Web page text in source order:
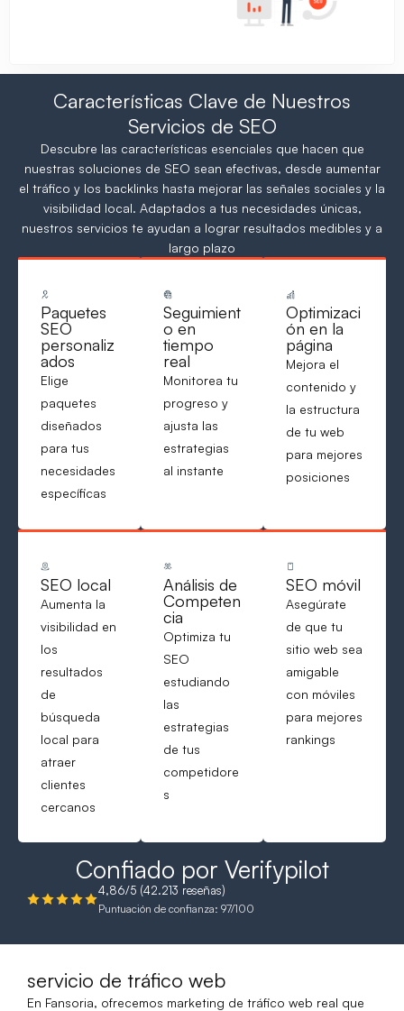
Características Clave de Nuestros
Servicios de SEO
Descubre las características esenciales que hacen que
nuestras soluciones de SEO sean efectivas, desde aumentar
el tráfico y los backlinks hasta mejorar las señales sociales y la
visibilidad local. Adaptados a tus necesidades únicas,
nuestros servicios te ayudan a lograr resultados medibles y a
largo plazo
Paquetes
SEO
personaliz
ados
Elige
paquetes
diseñados
para tus
necesidades
específicas
Seguimient
o en
tiempo
real
Monitorea tu
progreso y
ajusta las
estrategias
al instante
Optimizaci
ón en la
página
Mejora el
contenido y
la estructura
de tu web
para mejores
posiciones
SEO local
Aumenta la
visibilidad en
los
resultados
de
búsqueda
local para
atraer
clientes
cercanos
Análisis de
Competen
cia
Optimiza tu
SEO
estudiando
las
estrategias
de tus
competidore
s
SEO móvil
Asegúrate
de que tu
sitio web sea
amigable
con móviles
para mejores
rankings
Confiado por Verifypilot
4,86/5 (42.213 reseñas)
Puntuación de confianza: 97/100
servicio de tráfico web
En Fansoria, ofrecemos marketing de tráfico web real que